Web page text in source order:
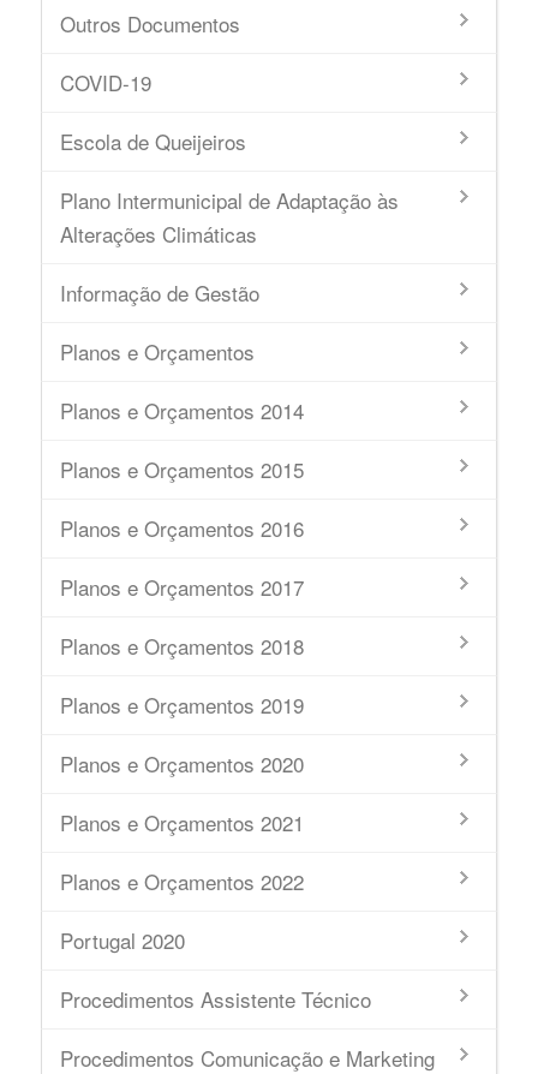
Outros Documentos
COVID-19
Escola de Queijeiros
Plano Intermunicipal de Adaptação às
Alterações Climáticas
Informação de Gestão
Planos e Orçamentos
Planos e Orçamentos 2014
Planos e Orçamentos 2015
Planos e Orçamentos 2016
Planos e Orçamentos 2017
Planos e Orçamentos 2018
Planos e Orçamentos 2019
Planos e Orçamentos 2020
Planos e Orçamentos 2021
Planos e Orçamentos 2022
Portugal 2020
Procedimentos Assistente Técnico
Procedimentos Comunicação e Marketing